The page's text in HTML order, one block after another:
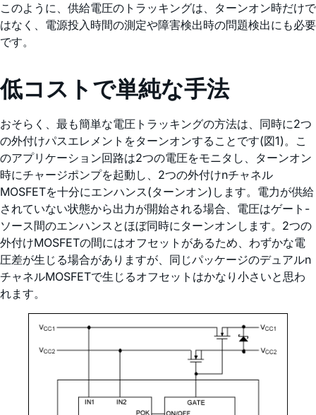
このように、供給電圧のトラッキングは、ターンオン時だけで
はなく、電源投入時間の測定や障害検出時の問題検出にも必要
です。
低コストで単純な手法
おそらく、最も簡単な電圧トラッキングの方法は、同時に2つ
の外付けパスエレメントをターンオンすることです(図1)。こ
のアプリケーション回路は2つの電圧をモニタし、ターンオン
時にチャージポンプを起動し、2つの外付けnチャネル
MOSFETを十分にエンハンス(ターンオン)します。電力が供給
されていない状態から出力が開始される場合、電圧はゲート-
ソース間のエンハンスとほぼ同時にターンオンします。2つの
外付けMOSFETの間にはオフセットがあるため、わずかな電
圧差が生じる場合がありますが、同じパッケージのデュアルn
チャネルMOSFETで生じるオフセットはかなり小さいと思わ
れます。